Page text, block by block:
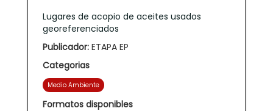
Lugares de acopio de aceites usados
georeferenciados
Publicador: ETAPA EP
Categorias
Medio Ambiente
Formatos disponibles